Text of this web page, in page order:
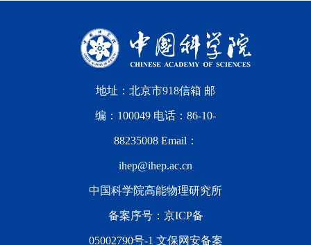
地址：北京市918信箱 邮
编：100049 电话：86-10-
88235008 Email：
ihep@ihep.ac.cn
中国科学院高能物理研究所
备案序号： 京ICP备
05002790号-1 文保网安备案